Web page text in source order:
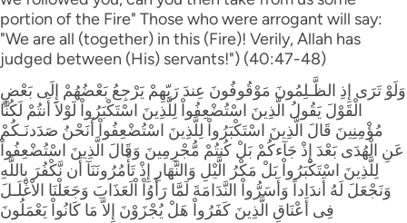
portion of the Fire" Those who were arrogant will say:
"We are all (together) in this (Fire)! Verily, Allah has
judged between (His) servants!") (40:47-48)
وَلَوْ تَرَى إِذِ الظَّـلِمُونَ مَوْقُوفُونَ عِندَ رَبّهِمْ يَرْجِعُ بَعْضُهُمْ إِلَى بَعْضٍ
الْقَوْلَ يَقُولُ الَّذِينَ اسْتُضْعِفُواْ لِلَّذِينَ اسْتَكْبَرُواْ لَوْلاَ أَنتُمْ لَكُنَّا
مُؤْمِنِينَ قَالَ الَّذِينَ اسْتَكْبَرُواْ لِلَّذِينَ اسْتُضْعِفُواْ أَنَحْنُ صَدَدنَـكُمْ
عَنِ الْهُدَى بَعْدَ إِذْ جَآءكُمْ بَلْ كُنتُمْ مُّجْرِمِينَ وَقَالَ الَّذِينَ اسْتُضْعِفُواْ
لِلَّذِينَ اسْتَكْبَرُواْ بَلْ مَكْرُ الَّيْلِ وَالنَّهَارِ إِذْ تَأْمُرُونَنَآ أَن نَّكْفُرَ بِاللَّهِ
وَنَجْعَلَ لَهُ أَندَاداً وَأَسَرُّواْ النَّدَامَةَ لَمَّا رَأَوُاْ اْلَعَذَابَ وَجَعَلْنَا الاْغْلَـلَ
فِى أَعْنَاقِ الَّذِينَ كَفَرُواْ هَلْ يُجْزَوْنَ إِلاَّ مَا كَانُواْ يَعْمَلُونَ